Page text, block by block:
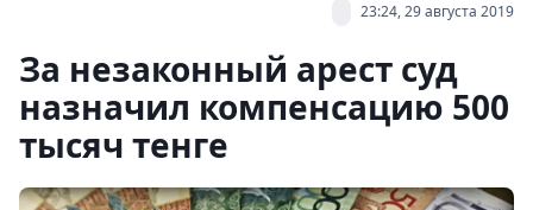
23:24, 29 августа 2019
За незаконный арест суд
назначил компенсацию 500
тысяч тенге